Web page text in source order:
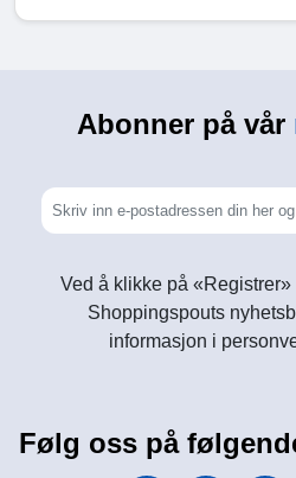
Abonner på vår
Ved å klikke på
Shoppingspouts
informasjon i
Følg oss på